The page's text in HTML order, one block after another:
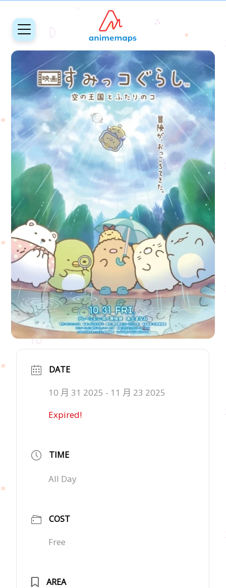
DATE
10 月 31 2025 - 11 月 23 2025
Expired!
TIME
All Day
COST
Free
AREA